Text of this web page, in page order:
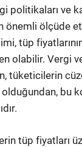
politikaları ve
önemli ölçüde
tüp
olabilir. Vergi
tüketicilerin
bu
tüp fiyatları